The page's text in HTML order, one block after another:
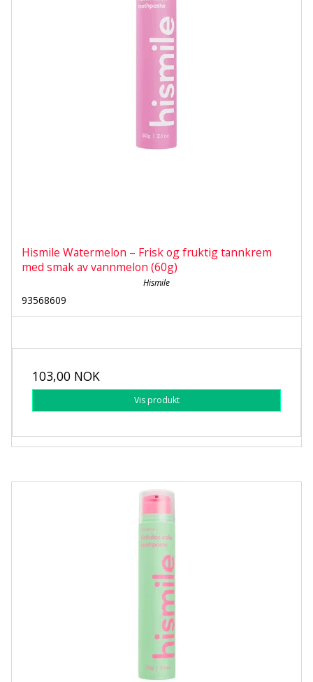
Hismile Watermelon – Frisk og fruktig tannkrem
med smak av vannmelon (60g)
Hismile
93568609
103,00 NOK
Vis produkt